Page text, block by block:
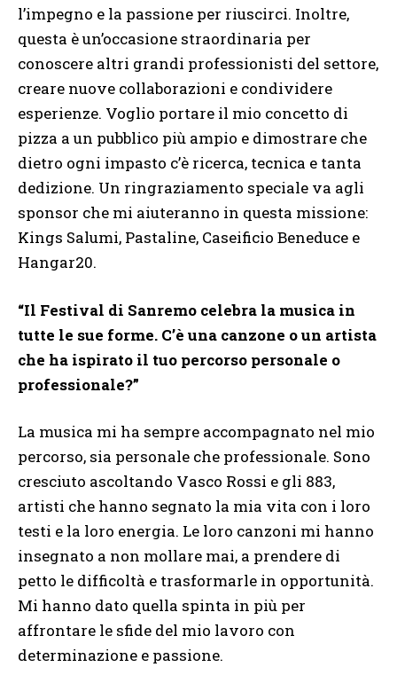
l’impegno e la passione per riuscirci. Inoltre,
questa è un’occasione straordinaria per
conoscere altri grandi professionisti del settore,
creare nuove collaborazioni e condividere
esperienze. Voglio portare il mio concetto di
pizza a un pubblico più ampio e dimostrare che
dietro ogni impasto c’è ricerca, tecnica e tanta
dedizione. Un ringraziamento speciale va agli
sponsor che mi aiuteranno in questa missione:
Kings Salumi, Pastaline, Caseificio Beneduce e
Hangar20.
“Il Festival di Sanremo celebra la musica in
tutte le sue forme. C’è una canzone o un artista
che ha ispirato il tuo percorso personale o
professionale?”
La musica mi ha sempre accompagnato nel mio
percorso, sia personale che professionale. Sono
cresciuto ascoltando Vasco Rossi e gli 883,
artisti che hanno segnato la mia vita con i loro
testi e la loro energia. Le loro canzoni mi hanno
insegnato a non mollare mai, a prendere di
petto le difficoltà e trasformarle in opportunità.
Mi hanno dato quella spinta in più per
affrontare le sfide del mio lavoro con
determinazione e passione.